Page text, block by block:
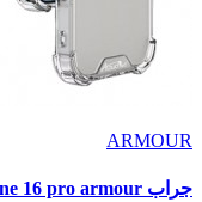
ARMOUR
جراب iphone 16 pro armourظهرشفاف